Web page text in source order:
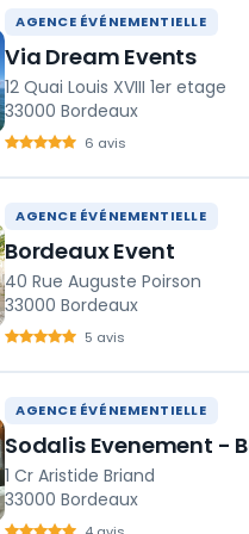
AGENCE ÉVÉNEMENTIELLE
Via Dream Events
12 Quai Louis XVIII 1er etage
33000 Bordeaux
6 avis
AGENCE ÉVÉNEMENTIELLE
Bordeaux Event
40 Rue Auguste Poirson
33000 Bordeaux
5 avis
AGENCE ÉVÉNEMENTIELLE
Sodalis Evenement -
1 Cr Aristide Briand
33000 Bordeaux